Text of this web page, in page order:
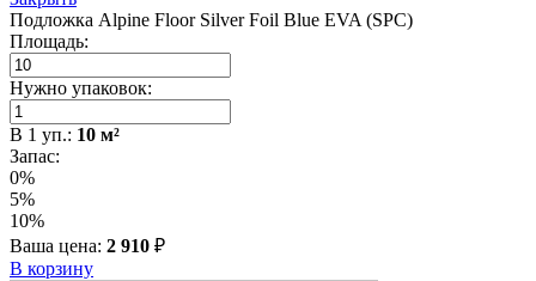
Подложка Alpine Floor Silver Foil Blue EVA (SPC)
Площадь:
Нужно упаковок:
В 1 уп.: 10 м²
Запас:
0%
5%
10%
Ваша цена: 2 910 ₽
В корзину